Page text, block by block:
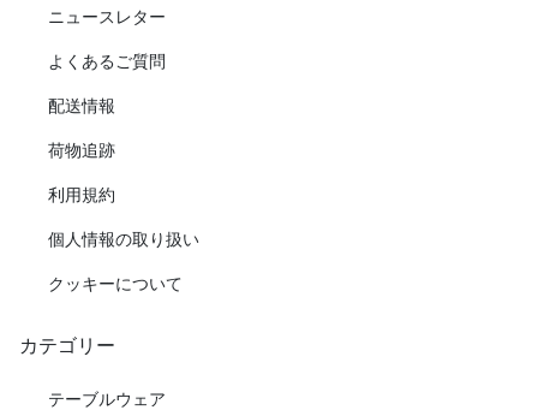
ニュースレター
よくあるご質問
配送情報
荷物追跡
利用規約
個人情報の取り扱い
クッキーについて
カテゴリー
テーブルウェア